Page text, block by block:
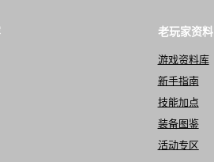
老玩家资料
游戏资料库
新手指南
技能加点
装备图鉴
活动专区